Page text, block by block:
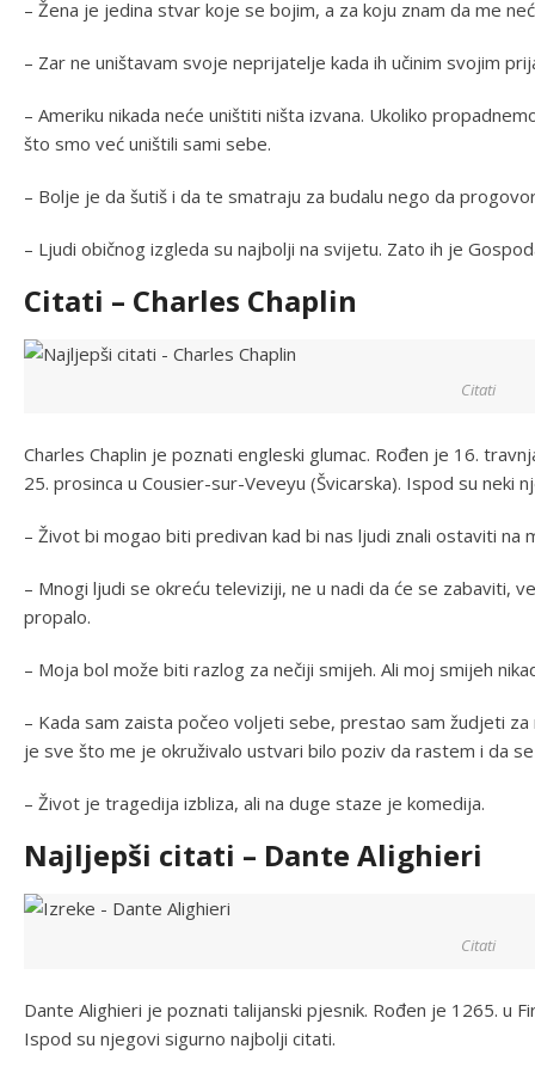
– Žena je jedina stvar koje se bojim, a za koju znam da me
– Zar ne uništavam svoje neprijatelje kada ih učinim svojim
– Ameriku nikada neće uništiti ništa izvana. Ukoliko
što smo već uništili sami sebe.
– Bolje je da šutiš i da te smatraju za budalu nego da
– Ljudi običnog izgleda su najbolji na svijetu. Zato ih je
Citati – Charles Chaplin
Citati
Charles Chaplin je poznati engleski glumac. Rođen je 16.
25. prosinca u Cousier-sur-Veveyu (Švicarska). Ispod su neki
– Život bi mogao biti predivan kad bi nas ljudi znali ostaviti na
– Mnogi ljudi se okreću televiziji, ne u nadi da će se zabaviti,
propalo.
– Moja bol može biti razlog za nečiji smijeh. Ali moj smijeh
– Kada sam zaista počeo voljeti sebe, prestao sam žudjeti
je sve što me je okruživalo ustvari bilo poziv da rastem i da
– Život je tragedija izbliza, ali na duge staze je komedija.
Najljepši citati – Dante Alighieri
Citati
Dante Alighieri je poznati talijanski pjesnik. Rođen je 1265. u
Ispod su njegovi sigurno najbolji citati.